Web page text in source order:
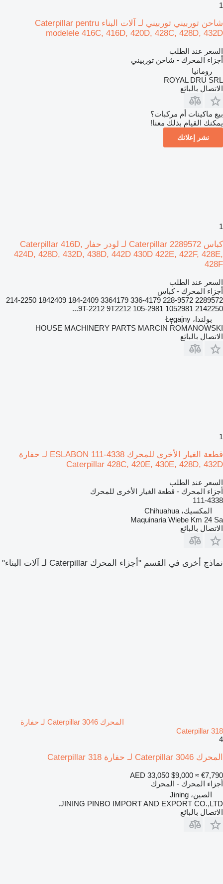
1
شاحن توربيني توربيني لـ آلات البناء Caterpillar pentru
modelele 416C, 416D, 420D, 428C, 428D, 432D
السعر عند الطلب
أجزاء المحرك - شاحن توربيني
رومانيا
ROYAL DRU SRL
الاتصال بالبائع
بيع ماكينات أم مركبات؟
يمكنك القيام بذلك معنا!
نشر إعلانك
1
كباس Caterpillar 2289572 لـ لودر حفار Caterpillar 416D,
424D, 428D, 432D, 438D, 442D 430D 422E, 422F, 428E,
428F
السعر عند الطلب
أجزاء المحرك - كباس
2289572 228-9572 336-4179 3364179 184-2409 1842409 214-2250
2142250 9T-2212 9T2212 105-2981 1052981...
بولندا، Łęgajny
HOUSE MACHINERY PARTS MARCIN ROMANOWSKI
الاتصال بالبائع
1
قطعة الغيار الأخرى للمحرك ESLABON 111-4338 لـ حفارة
Caterpillar 428C, 420E, 430E, 428D, 432D
السعر عند الطلب
أجزاء المحرك - قطعة الغيار الأخرى للمحرك
111-4338
المكسيك، Chihuahua
Maquinaria Wiebe Km 24 Sa
الاتصال بالبائع
نماذج أخرى في القسم "أجزاء المحرك Caterpillar لـ آلات البناء"
المحرك Caterpillar 3046 لـ حفارة
Caterpillar 318
4
المحرك Caterpillar 3046 لـ حفارة Caterpillar 318
AED 33,050 $9,000 ≈ €7,790
أجزاء المحرك - المحرك
الصين، Jining
JINING PINBO IMPORT AND EXPORT CO.,LTD.
الاتصال بالبائع